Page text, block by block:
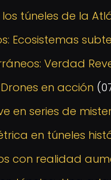
túneles de la
Ecosistemas
Verdad
en acción
en series de
en túneles
con realidad